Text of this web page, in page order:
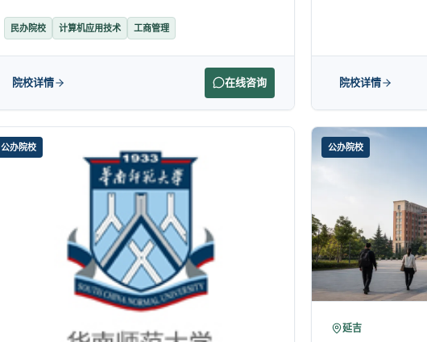
民办院校 计算机应用技术 工商管理
院校详情 在线咨询 院校详情
公办院校 公办院校
延吉